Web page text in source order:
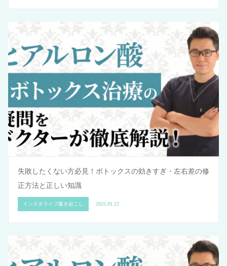
失敗したくない方必見！ボトックスの効きすぎ・左右差の修
正方法と正しい知識
インスタライブ書き起こし 2025.01.22